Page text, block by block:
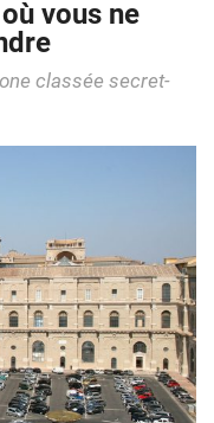
vous ne
classée secret-